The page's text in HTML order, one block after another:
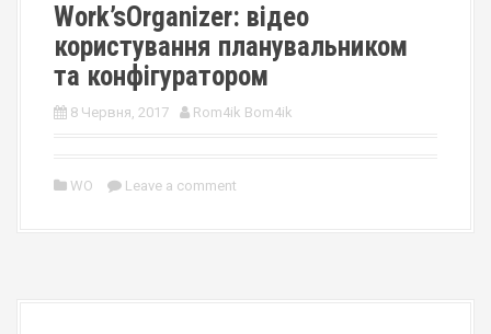
Work’sOrganizer: відео
користування планувальником
та конфігуратором
8 Червня, 2017 Rom4ik Bom4ik
WO Leave a comment